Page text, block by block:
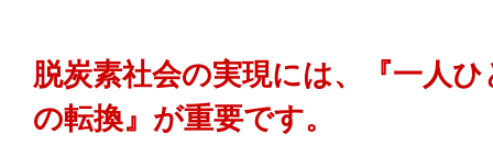
脱炭素社会の実現には、『一人
の転換』が重要です。